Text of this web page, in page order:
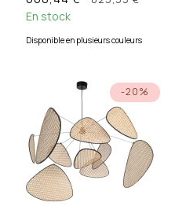
En stock
Disponible en plusieurs couleurs
-20%